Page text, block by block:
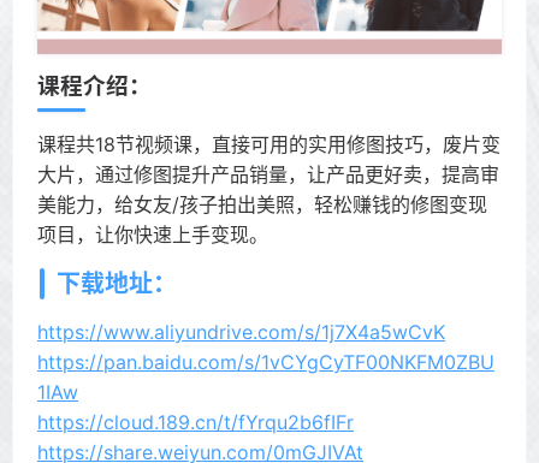
课程介绍：
课程共18节视频课，直接可用的实用修图技巧，废片变
大片，通过修图提升产品销量，让产品更好卖，提高审
美能力，给女友/孩子拍出美照，轻松赚钱的修图变现
项目，让你快速上手变现。
下载地址：
https://www.aliyundrive.com/s/1j7X4a5wCvK
https://pan.baidu.com/s/1vCYgCyTF00NKFM0ZBU
1IAw
https://cloud.189.cn/t/fYrqu2b6fIFr
https://share.weiyun.com/0mGJIVAt